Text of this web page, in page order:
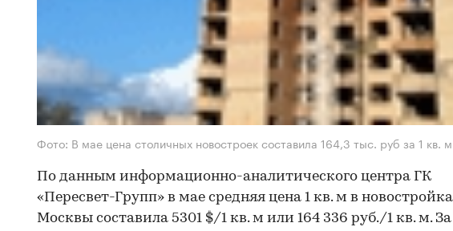
Фото: В мае цена столичных новостроек составила 164,3 тыс. руб за 1 кв. м
По данным информационно-аналитического центра ГК
«Пересвет-Групп» в мае средняя цена 1 кв. м в
Москвы составила 5301 $/1 кв. м или 164 336 руб./1 кв. м.